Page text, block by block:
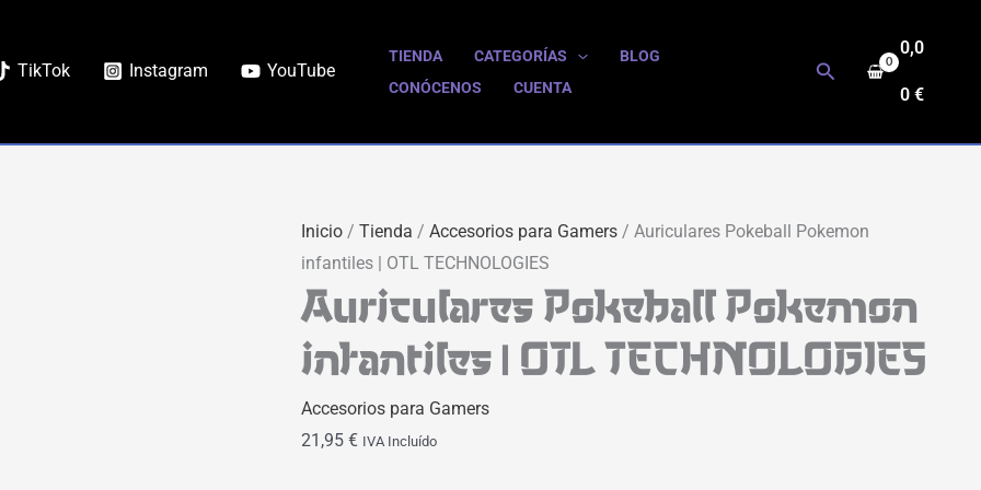
TikTok Instagram YouTube
TIENDA CATEGORÍAS
BLOG
CONÓCENOS
CUENTA
Buscar
0,0
0€
Inicio /Tienda /Accesorios para Gamers / Auriculares Pokeball Pokemon
infantiles | OTL TECHNOLOGIES
Auriculares Pokeball Pokemon
infantiles | OTL TECHNOLOGIES
Accesorios para Gamers
21,95€ IVA Incluído
Pokemon
|
cantidad